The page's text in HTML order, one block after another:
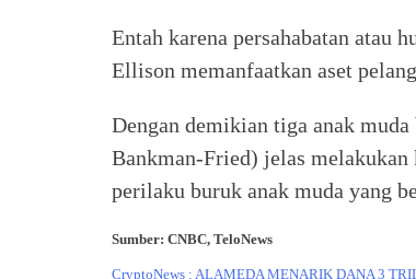
Entah karena persahabatan atau
Ellison memanfaatkan aset
Dengan demikian tiga anak
Bankman-Fried) jelas
perilaku buruk anak muda yang
Sumber: CNBC, TeloNews
CryptoNews : ALAMEDA MENARIK DANA 3